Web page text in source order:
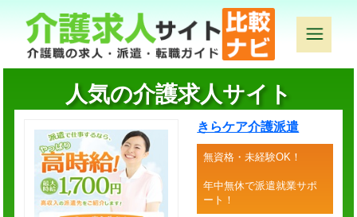
人気の介護求人サイト
きらケア介護派遣
無資格・未経験OK！
年中無休で派遣就業サポ
ート！